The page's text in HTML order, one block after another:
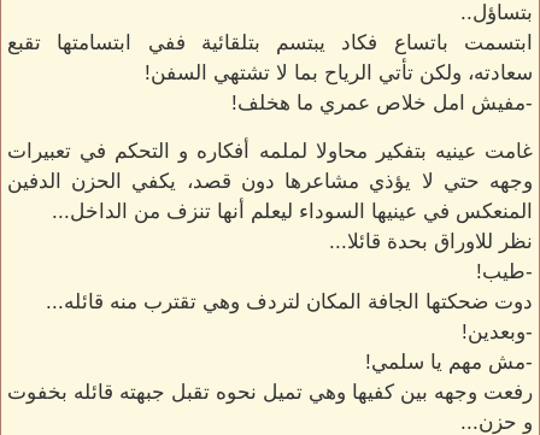
بتساؤل..
ابتسمت باتساع فكاد يبتسم بتلقائية ففي ابتسامتها تقبع
سعادته، ولكن تأتي الرياح بما لا تشتهي السفن!
-مفيش امل خلاص عمري ما هخلف!
غامت عينيه بتفكير محاولا لملمه أفكاره و التحكم في تعبيرات
وجهه حتي لا يؤذي مشاعرها دون قصد، يكفي الحزن الدفين
المنعكس في عينيها السوداء ليعلم أنها تنزف من الداخل...
نظر للاوراق بحدة قائلا...
-طيب!
دوت ضحكتها الجافة المكان لتردف وهي تقترب منه قائله...
-وبعدين!
-مش مهم يا سلمي!
رفعت وجهه بين كفيها وهي تميل نحوه تقبل جبهته قائله بخفوت
و حزن...